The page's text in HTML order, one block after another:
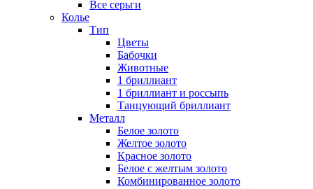
Все серьги
Колье
Тип
Цветы
Бабочки
Животные
1 бриллиант
1 бриллиант и россыпь
Танцующий бриллиант
Металл
Белое золото
Желтое золото
Красное золото
Белое с желтым золото
Комбинированное золото